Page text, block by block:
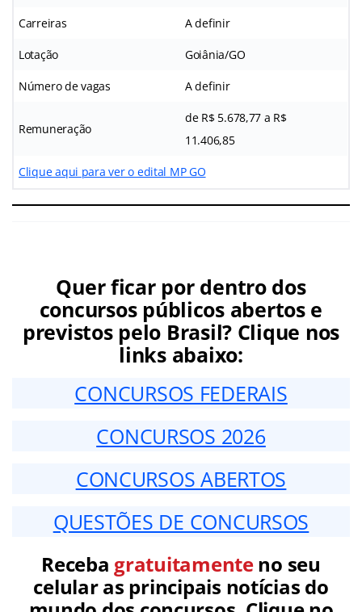
Carreiras A definir
Lotação Goiânia/GO
Número de vagas A definir
Remuneração
de R$ 5.678,77 a R$
11.406,85
Clique aqui para ver o edital MP GO
Quer ficar por dentro dos
concursos públicos abertos e
previstos pelo Brasil? Clique nos
links abaixo:
CONCURSOS FEDERAIS
CONCURSOS 2026
CONCURSOS ABERTOS
QUESTÕES DE CONCURSOS
Receba gratuitamenteno seu
celular as principais notícias do